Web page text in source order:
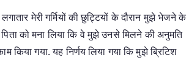
मेरी गर्मियों की छुट्टियों के दौरान मुझे भेजने के
को मना लिया कि वे मुझे उनसे मिलने की अनुमति
गया. यह निर्णय लिया गया कि मुझे ब्रिटिश